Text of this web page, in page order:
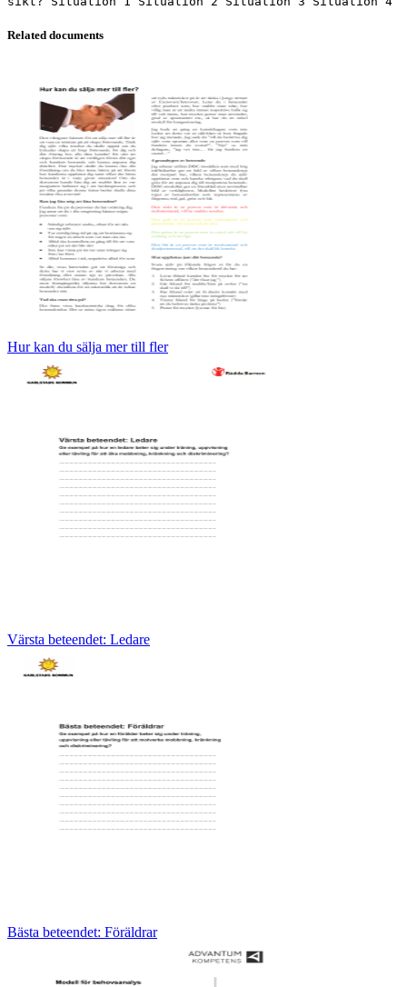
Related documents
Hur kan du sälja mer till fler
Värsta beteendet: Ledare
Bästa beteendet: Föräldrar